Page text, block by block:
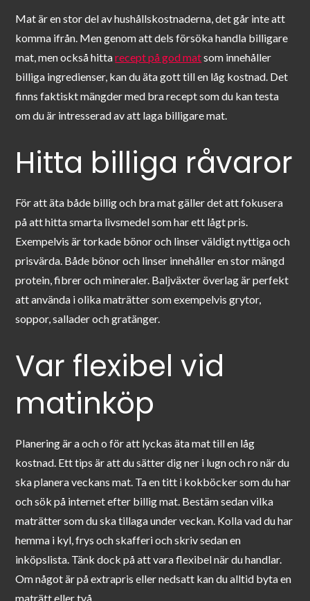
Mat är en stor del av hushållskostnaderna, det går inte att
komma ifrån. Men genom att dels försöka handla billigare
mat, men också hittarecept på god matsom innehåller
billiga ingredienser, kan du äta gott till en låg kostnad. Det
finns faktiskt mängder med bra recept som du kan testa
om du är intresserad av att laga billigare mat.
Hitta billiga råvaror
För att äta både billig och bra mat gäller det att fokusera
på att hitta smarta livsmedel som har ett lågt pris.
Exempelvis är torkade bönor och linser väldigt nyttiga och
prisvärda. Både bönor och linser innehåller en stor mängd
protein, fibrer och mineraler. Baljväxter överlag är perfekt
att använda i olika maträtter som exempelvis grytor,
soppor, sallader och gratänger.
Var flexibel vid
matinköp
Planering är a och o för att lyckas äta mat till en låg
kostnad. Ett tips är att du sätter dig ner i lugn och ro när du
ska planera veckans mat. Ta en titt i kokböcker som du har
och sök på internet efter billig mat. Bestäm sedan vilka
maträtter som du ska tillaga under veckan. Kolla vad du har
hemma i kyl, frys och skafferi och skriv sedan en
inköpslista. Tänk dock på att vara flexibel när du handlar.
Om något är på extrapris eller nedsatt kan du alltid byta en
maträtt eller två.